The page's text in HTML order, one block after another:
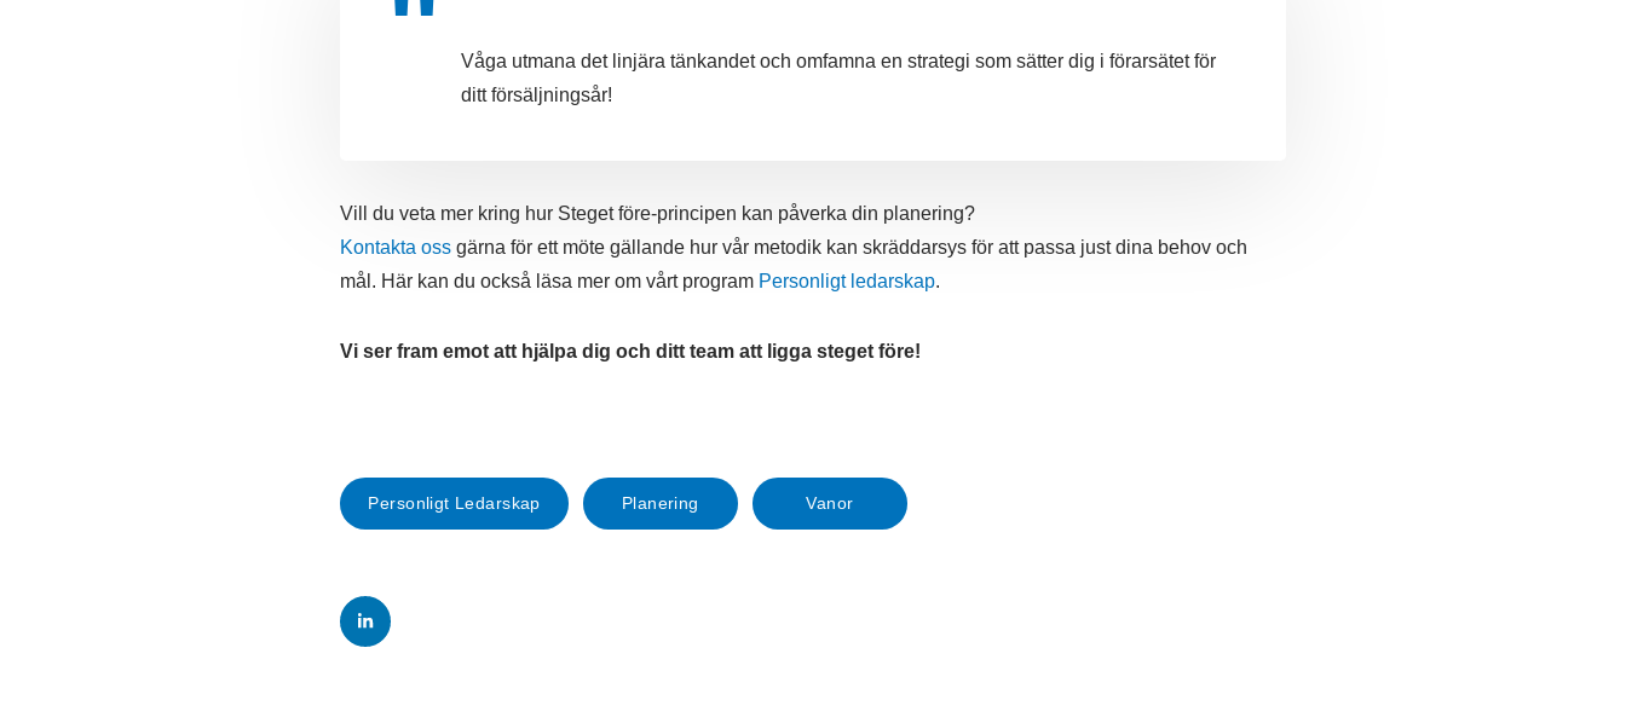
Våga utmana det linjära tänkandet och omfamna en strategi som sätter dig i förarsätet för
ditt försäljningsår!
Vill du veta mer kring hur Steget före-principen kan påverka din planering?
Kontakta oss gärna för ett möte gällande hur vår metodik kan skräddarsys för att passa just dina behov och
mål. Här kan du också läsa mer om vårt program Personligt ledarskap.
Vi ser fram emot att hjälpa dig och ditt team att ligga steget före!
Personligt Ledarskap Planering Vanor